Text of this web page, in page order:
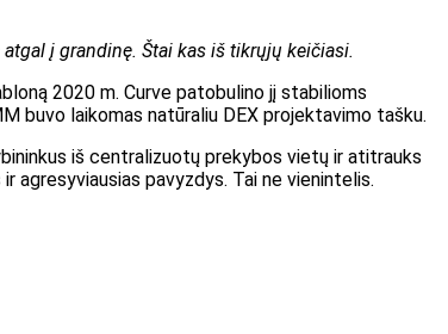
į grandinę. Štai kas iš tikrųjų keičiasi.
2020 m. Curve patobulino jį stabilioms
buvo laikomas natūraliu DEX projektavimo tašku.
iš centralizuotų prekybos vietų ir atitrauks
agresyviausias pavyzdys. Tai ne vienintelis.